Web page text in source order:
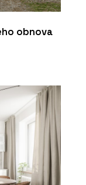
obnova